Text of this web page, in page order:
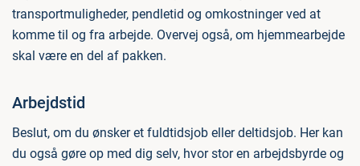
transportmuligheder, pendletid og omkostninger ved at
komme til og fra arbejde. Overvej også, om hjemmearbejde
skal være en del af pakken.
Arbejdstid
Beslut, om du ønsker et fuldtidsjob eller deltidsjob. Her kan
du også gøre op med dig selv, hvor stor en arbejdsbyrde og